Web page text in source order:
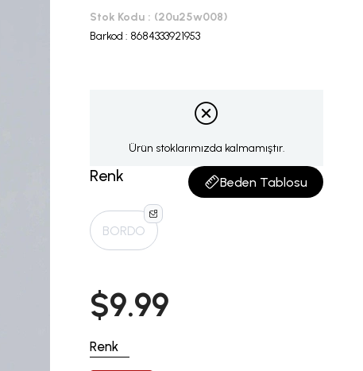
Stok Kodu
(20u25w008)
Barkod : 8684333921953
Ürün stoklarımızda kalmamıştır.
Renk Beden Tablosu
BORDO
$9.99
Renk